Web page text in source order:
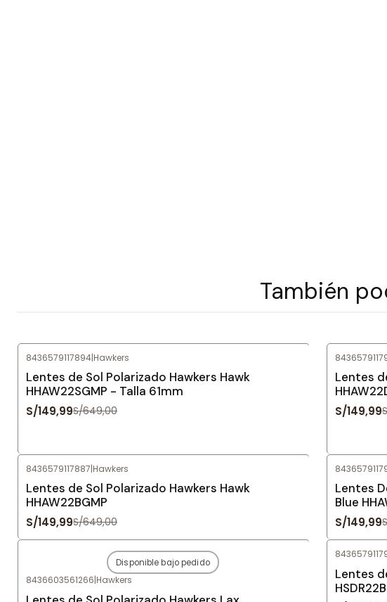
También
8436579117894|Hawkers
Lentes de Sol Polarizado Hawkers Hawk
HHAW22SGMP - Talla 61mm
S/149,99S/649,00
Lentes
S/149,99
8436579117887|Hawkers
Lentes de Sol Polarizado Hawkers Hawk
HHAW22BGMP
S/149,99S/649,00
Lentes
Blue
S/149,99
Agotado
Disponible bajo pedido
8436603561266|Hawkers
Lentes